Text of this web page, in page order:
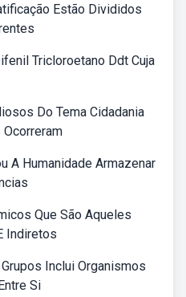
Estão Divididos
Tricloroetano Ddt Cuja
Do Tema Cidadania
A Humanidade Armazenar
Que São Aqueles
Indiretos
Inclui Organismos
Si